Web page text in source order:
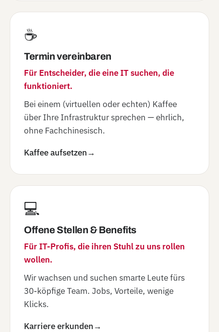
☕
Termin vereinbaren
Für Entscheider, die eine IT suchen, die
funktioniert.
Bei einem (virtuellen oder echten) Kaffee
über Ihre Infrastruktur sprechen — ehrlich,
ohne Fachchinesisch.
Kaffee aufsetzen→
💻
Offene Stellen & Benefits
Für IT-Profis, die ihren Stuhl zu uns rollen
wollen.
Wir wachsen und suchen smarte Leute fürs
30-köpfige Team. Jobs, Vorteile, wenige
Klicks.
Karriere erkunden→